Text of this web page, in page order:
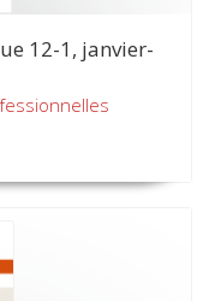
12-1, janvier-